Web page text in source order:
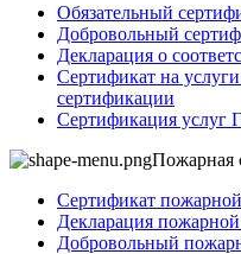
Обязательный
Добровольный
Декларация о
Сертификат на
сертификации
Сертификация услуг
Пожарная
Сертификат пожарной
Декларация пожарной
Добровольный